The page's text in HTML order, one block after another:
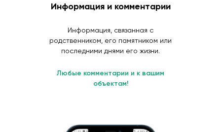
Информация и комментарии
Информация, связанная с
родственником, его памятником или
последними днями его жизни.
Любые комментарии и к вашим
объектам!